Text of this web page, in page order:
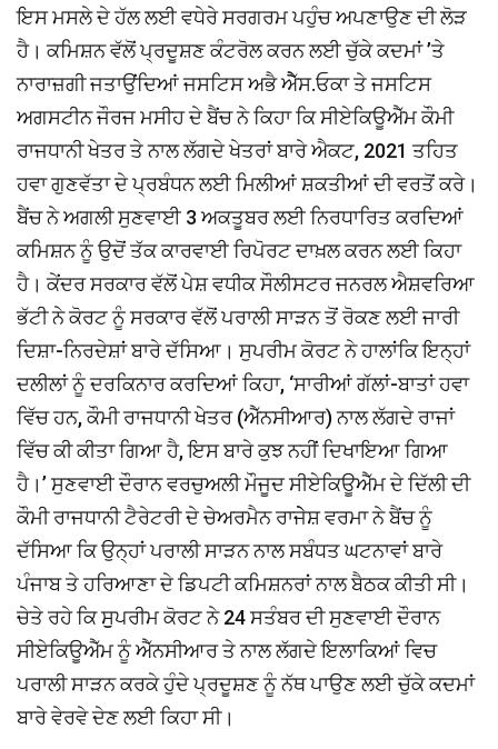
ਇਸ ਮਸਲੇ ਦੇ ਹੱਲ ਲਈ ਵਧੇਰੇ ਸਰਗਰਮ ਪਹੁੰਚ ਅਪਣਾਉਣ ਦੀ ਲੋੜ
ਹੈ। ਕਮਿਸ਼ਨ ਵੱਲੋਂ ਪ੍ਰਦੂਸ਼ਣ ਕੰਟਰੋਲ ਕਰਨ ਲਈ ਚੁੱਕੇ ਕਦਮਾਂ ’ਤੇ
ਨਾਰਾਜ਼ਗੀ ਜਤਾਉਂਦਿਆਂ ਜਸਟਿਸ ਅਭੈ ਐੈੱਸ.ਓਕਾ ਤੇ ਜਸਟਿਸ
ਅਗਸਟੀਨ ਜੌਰਜ ਮਸੀਹ ਦੇ ਬੈਂਚ ਨੇ ਕਿਹਾ ਕਿ ਸੀਏਕਿਊਐੱਮ ਕੌਮੀ
ਰਾਜਧਾਨੀ ਖੇਤਰ ਤੇ ਨਾਲ ਲੱਗਦੇ ਖੇਤਰਾਂ ਬਾਰੇ ਐਕਟ, 2021 ਤਹਿਤ
ਹਵਾ ਗੁਣਵੱਤਾ ਦੇ ਪ੍ਰਬੰਧਨ ਲਈ ਮਿਲੀਆਂ ਸ਼ਕਤੀਆਂ ਦੀ ਵਰਤੋਂ ਕਰੇ।
ਬੈਂਚ ਨੇ ਅਗਲੀ ਸੁਣਵਾਈ 3 ਅਕਤੂਬਰ ਲਈ ਨਿਰਧਾਰਿਤ ਕਰਦਿਆਂ
ਕਮਿਸ਼ਨ ਨੂੰ ਉਦੋਂ ਤੱਕ ਕਾਰਵਾਈ ਰਿਪੋਰਟ ਦਾਖ਼ਲ ਕਰਨ ਲਈ ਕਿਹਾ
ਹੈ। ਕੇਂਦਰ ਸਰਕਾਰ ਵੱਲੋਂ ਪੇਸ਼ ਵਧੀਕ ਸੌਲੀਸਟਰ ਜਨਰਲ ਐਸ਼ਵਰਿਆ
ਭੱਟੀ ਨੇ ਕੋਰਟ ਨੂੰ ਸਰਕਾਰ ਵੱਲੋਂ ਪਰਾਲੀ ਸਾੜਨ ਤੋਂ ਰੋਕਣ ਲਈ ਜਾਰੀ
ਦਿਸ਼ਾ-ਨਿਰਦੇਸ਼ਾਂ ਬਾਰੇ ਦੱਸਿਆ। ਸੁਪਰੀਮ ਕੋਰਟ ਨੇ ਹਾਲਾਂਕਿ ਇਨ੍ਹਾਂ
ਦਲੀਲਾਂ ਨੂੰ ਦਰਕਿਨਾਰ ਕਰਦਿਆਂ ਕਿਹਾ, ‘ਸਾਰੀਆਂ ਗੱਲਾਂ-ਬਾਤਾਂ ਹਵਾ
ਵਿੱਚ ਹਨ, ਕੌਮੀ ਰਾਜਧਾਨੀ ਖੇਤਰ (ਐੱਨਸੀਆਰ) ਨਾਲ ਲੱਗਦੇ ਰਾਜਾਂ
ਵਿੱਚ ਕੀ ਕੀਤਾ ਗਿਆ ਹੈ, ਇਸ ਬਾਰੇ ਕੁਝ ਨਹੀਂ ਦਿਖਾਇਆ ਗਿਆ
ਹੈ।’ ਸੁਣਵਾਈ ਦੌਰਾਨ ਵਰਚੁਅਲੀ ਮੌਜੂਦ ਸੀਏਕਿਊਐੱਮ ਦੇ ਦਿੱਲੀ ਦੀ
ਕੌਮੀ ਰਾਜਧਾਨੀ ਟੈਰੇਟਰੀ ਦੇ ਚੇਅਰਮੈਨ ਰਾਜੇੇਸ਼ ਵਰਮਾ ਨੇ ਬੈਂਚ ਨੂੰ
ਦੱਸਿਆ ਕਿ ਉਨ੍ਹਾਂ ਪਰਾਲੀ ਸਾੜਨ ਨਾਲ ਸਬੰਧਤ ਘਟਨਾਵਾਂ ਬਾਰੇ
ਪੰਜਾਬ ਤੇ ਹਰਿਆਣਾ ਦੇ ਡਿਪਟੀ ਕਮਿਸ਼ਨਰਾਂ ਨਾਲ ਬੈਠਕ ਕੀਤੀ ਸੀ।
ਚੇਤੇ ਰਹੇ ਕਿ ਸੁੁਪਰੀਮ ਕੋਰਟ ਨੇ 24 ਸਤੰਬਰ ਦੀ ਸੁਣਵਾਈ ਦੌਰਾਨ
ਸੀਏਕਿਊਐੱਮ ਨੂੰ ਐੱਨਸੀਆਰ ਤੇ ਨਾਲ ਲੱਗਦੇ ਇਲਾਕਿਆਂ ਵਿਚ
ਪਰਾਲੀ ਸਾੜਨ ਕਰਕੇ ਹੁੰਦੇ ਪ੍ਰਦੂਸ਼ਣ ਨੂੰ ਨੱਥ ਪਾਉਣ ਲਈ ਚੁੱਕੇ ਕਦਮਾਂ
ਬਾਰੇ ਵੇਰਵੇ ਦੇਣ ਲਈ ਕਿਹਾ ਸੀ।